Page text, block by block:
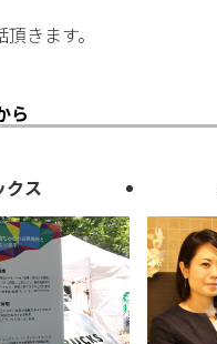
きます。
ら
クス